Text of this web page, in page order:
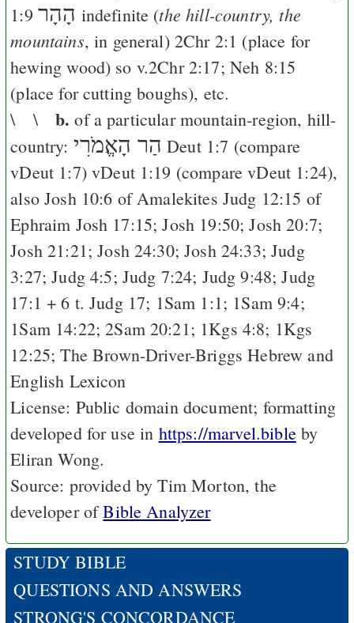
1:9 הָהָר indefinite (the hill-country, the
mountains, in general) 2Chr 2:1 (place for
hewing wood) so v.2Chr 2:17; Neh 8:15
(place for cutting boughs), etc.
\ \ b. of a particular mountain-region, hill-
country: הַר הָאֱמֹרִי Deut 1:7 (compare
vDeut 1:7) vDeut 1:19 (compare vDeut 1:24),
alsoJosh 10:6 of Amalekites Judg 12:15 of
Ephraim Josh 17:15;Josh 19:50;Josh 20:7;
Josh 21:21;Josh 24:30;Josh 24:33;Judg
3:27;Judg 4:5; Judg 7:24; Judg 9:48;Judg
17:1 + 6 t.Judg 17; 1Sam 1:1; 1Sam 9:4;
1Sam 14:22;2Sam 20:21; 1Kgs 4:8; 1Kgs
12:25;The Brown-Driver-Briggs Hebrew and
English Lexicon
License: Public domain document; formatting
developed for use in https://marvel.bibleby
Eliran Wong.
Source: provided by Tim Morton, the
developer ofBible Analyzer
STUDY BIBLE
QUESTIONS AND ANSWERS
STRONG'S CONCORDANCE